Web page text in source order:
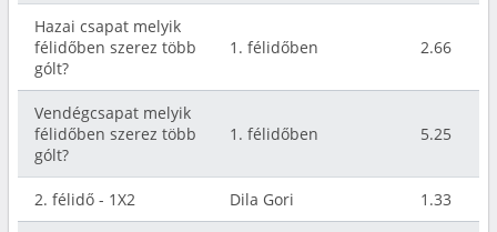
Hazai csapat melyik
félidőben szerez több
gólt?
1. félidőben 2.66
Vendégcsapat melyik
félidőben szerez több
gólt?
1. félidőben 5.25
2. félidő - 1X2 Dila Gori 1.33